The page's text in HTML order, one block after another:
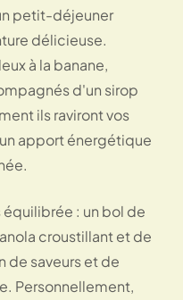
petit-déjeuner
délicieuse.
à la banane,
d'un sirop
ils raviront vos
apport énergétique
: un bol de
croustillant et de
de saveurs et de
Personnellement,